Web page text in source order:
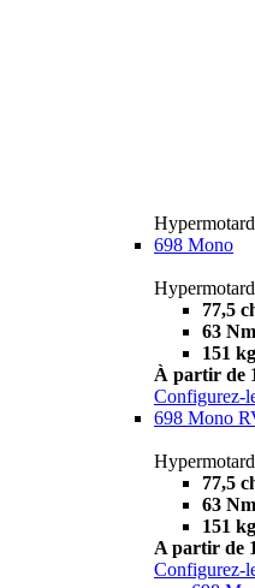
Hypermotard
698 Mono
77,5
63 Nm
151 kg
À partir de
Configurez-
698 Mono
77,5
63 Nm
151 kg
A partir de
Configurez-